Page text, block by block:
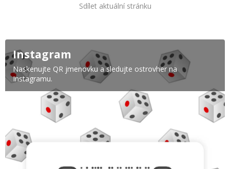
Sdílet aktuální stránku
Instagram
Naskenujte QR jmenovku a sledujte ostrovher na
Instagramu.